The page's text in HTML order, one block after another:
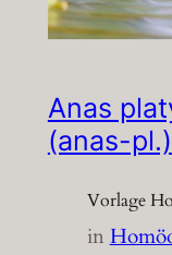
Anas
(anas-pl.)
Vorlage
in